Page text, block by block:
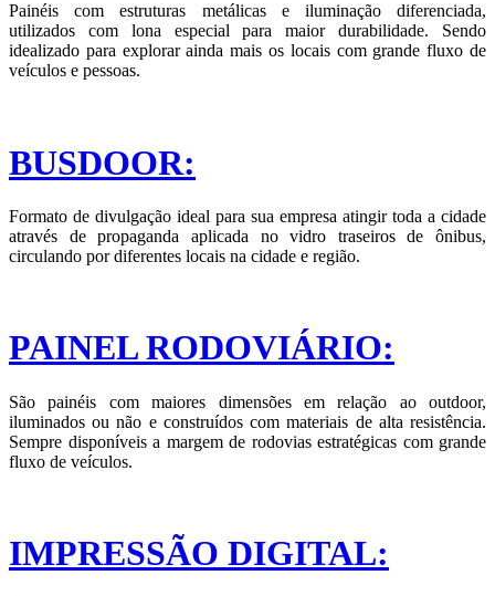
Painéis com estruturas metálicas e iluminação diferenciada,
utilizados com lona especial para maior durabilidade. Sendo
idealizado para explorar ainda mais os locais com grande fluxo de
veículos e pessoas.
BUSDOOR:
Formato de divulgação ideal para sua empresa atingir toda a cidade
através de propaganda aplicada no vidro traseiros de ônibus,
circulando por diferentes locais na cidade e região.
PAINEL RODOVIÁRIO:
São painéis com maiores dimensões em relação ao outdoor,
iluminados ou não e construídos com materiais de alta resistência.
Sempre disponíveis a margem de rodovias estratégicas com grande
fluxo de veículos.
IMPRESSÃO DIGITAL: